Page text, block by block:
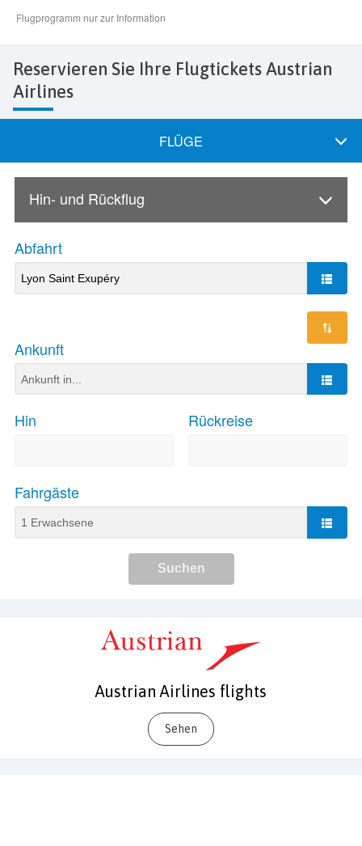
Reservieren Sie Ihre Flugtickets Austrian
Airlines
Austrian Airlines flights
Sehen